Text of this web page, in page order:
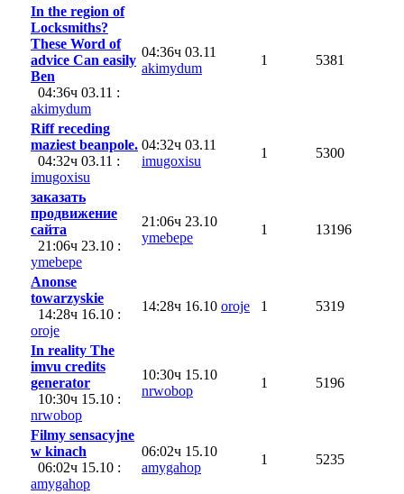
In the region of
Locksmiths?
These Word of
advice Can easily
Ben
04:36ч 03.11 :
akimydum
04:36ч 03.11
akimydum
1 5381
Riff receding
maziest beanpole.
04:32ч 03.11 :
imugoxisu
04:32ч 03.11
imugoxisu
1 5300
заказать
продвижение
сайта
21:06ч 23.10 :
ymebepe
21:06ч 23.10
ymebepe
1 13196
Anonse
towarzyskie
14:28ч 16.10 :
oroje
14:28ч 16.10 oroje 1 5319
In reality The
imvu credits
generator
10:30ч 15.10 :
nrwobop
10:30ч 15.10
nrwobop
1 5196
Filmy sensacyjne
w kinach
06:02ч 15.10 :
amygahop
06:02ч 15.10
amygahop
1 5235